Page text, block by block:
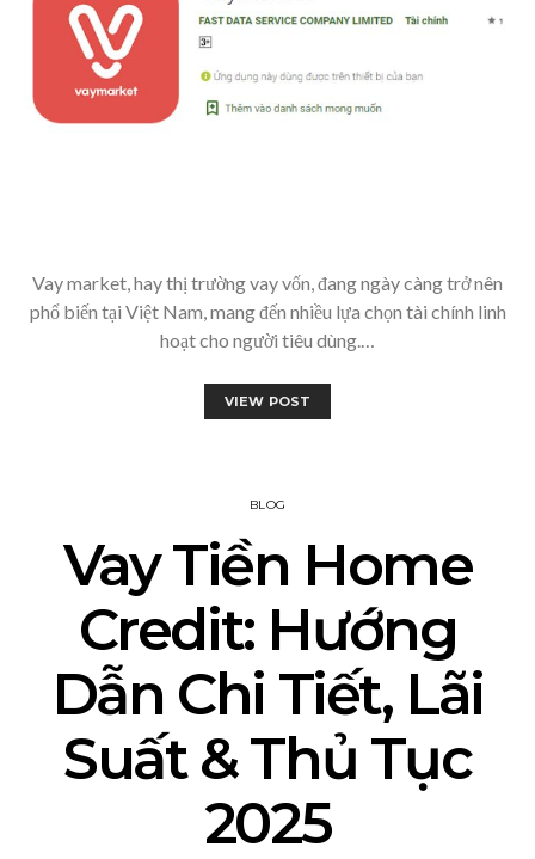
Vay market, hay thị trường vay vốn, đang ngày càng trở nên
phổ biến tại Việt Nam, mang đến nhiều lựa chọn tài chính linh
hoạt cho người tiêu dùng.…
VIEW POST
BLOG
Vay Tiền Home
Credit: Hướng
Dẫn Chi Tiết, Lãi
Suất & Thủ Tục
2025